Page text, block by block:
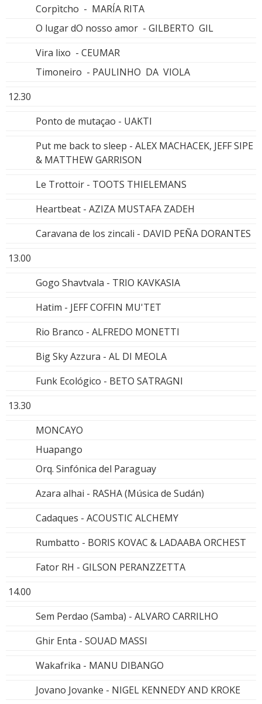
Corpìtcho - MARÍA RITA
O lugar dO nosso amor - GILBERTO GIL
Vira lixo - CEUMAR
Timoneiro - PAULINHO DA VIOLA
12.30
Ponto de mutaçao - UAKTI
Put me back to sleep - ALEX MACHACEK, JEFF SIPE
& MATTHEW GARRISON
Le Trottoir - TOOTS THIELEMANS
Heartbeat - AZIZA MUSTAFA ZADEH
Caravana de los zincali - DAVID PEÑA DORANTES
13.00
Gogo Shavtvala - TRIO KAVKASIA
Hatim - JEFF COFFIN MU'TET
Rio Branco - ALFREDO MONETTI
Big Sky Azzura - AL DI MEOLA
Funk Ecológico - BETO SATRAGNI
13.30
MONCAYO
Huapango
Orq. Sinfónica del Paraguay
Azara alhai - RASHA (Música de Sudán)
Cadaques - ACOUSTIC ALCHEMY
Rumbatto - BORIS KOVAC & LADAABA ORCHEST
Fator RH - GILSON PERANZZETTA
14.00
Sem Perdao (Samba) - ALVARO CARRILHO
Ghir Enta - SOUAD MASSI
Wakafrika - MANU DIBANGO
Jovano Jovanke - NIGEL KENNEDY AND KROKE